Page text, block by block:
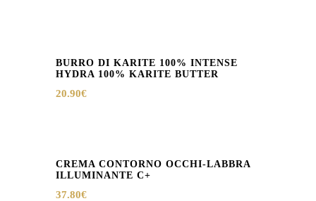
BURRO DI KARITE 100% INTENSE
HYDRA 100% KARITE BUTTER
20.90€
CREMA CONTORNO OCCHI-LABBRA
ILLUMINANTE C+
37.80€